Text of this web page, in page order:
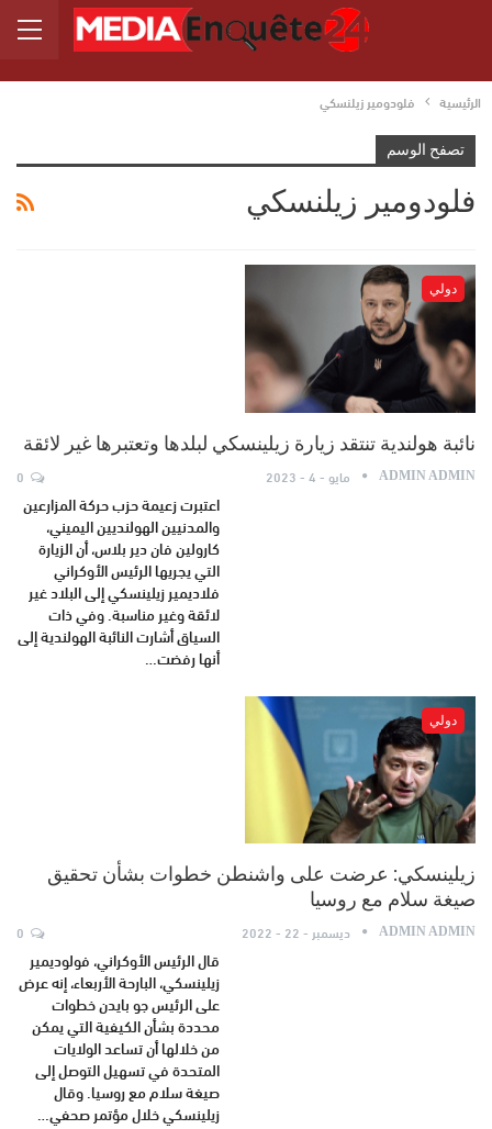
الرئيسية فلودومير زيلنسكي
تصفح الوسم
فلودومير زيلنسكي
دولي
نائبة هولندية تنتقد زيارة زيلينسكي لبلدها وتعتبرها غير لائقة
ADMIN ADMIN مايو - 4 - 2023
اعتبرت زعيمة حزب حركة المزارعين
والمدنيين الهولنديين اليميني،
كارولين فان دير بلاس، أن الزيارة
التي يجريها الرئيس الأوكراني
فلاديمير زيلينسكي إلى البلاد غير
لائقة وغير مناسبة. وفي ذات
السياق أشارت النائبة الهولندية إلى
أنها رفضت…
دولي
زيلينسكي: عرضت على واشنطن خطوات بشأن تحقيق
صيغة سلام مع روسيا
ADMIN ADMIN ديسمبر - 22 - 2022
قال الرئيس الأوكراني، فولوديمير
زيلينسكي، البارحة الأربعاء، إنه عرض
على الرئيس جو بايدن خطوات
محددة بشأن الكيفية التي يمكن
من خلالها أن تساعد الولايات
المتحدة في تسهيل التوصل إلى
صيغة سلام مع روسيا. وقال
زيلينسكي خلال مؤتمر صحفي…